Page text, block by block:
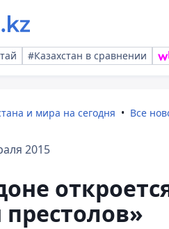
#Казахстан в сравнении
и мира на сегодня Все
2015